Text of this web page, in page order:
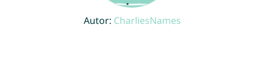
Autor: CharliesNames